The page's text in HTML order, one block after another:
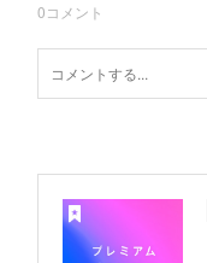
0コメント